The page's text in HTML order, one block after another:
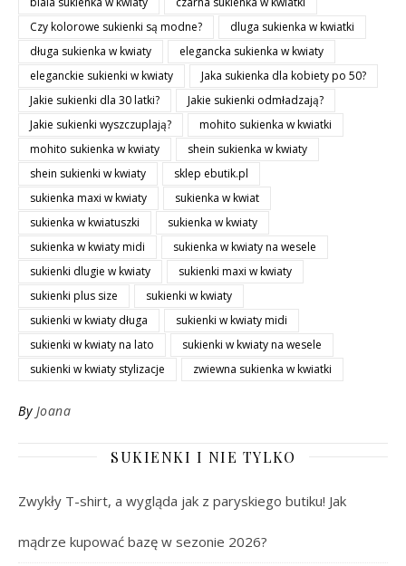
Czy kolorowe sukienki są modne?
dluga sukienka w kwiatki
długa sukienka w kwiaty
elegancka sukienka w kwiaty
eleganckie sukienki w kwiaty
Jaka sukienka dla kobiety po 50?
Jakie sukienki dla 30 latki?
Jakie sukienki odmładzają?
Jakie sukienki wyszczuplają?
mohito sukienka w kwiatki
mohito sukienka w kwiaty
shein sukienka w kwiaty
shein sukienki w kwiaty
sklep ebutik.pl
sukienka maxi w kwiaty
sukienka w kwiat
sukienka w kwiatuszki
sukienka w kwiaty
sukienka w kwiaty midi
sukienka w kwiaty na wesele
sukienki dlugie w kwiaty
sukienki maxi w kwiaty
sukienki plus size
sukienki w kwiaty
sukienki w kwiaty długa
sukienki w kwiaty midi
sukienki w kwiaty na lato
sukienki w kwiaty na wesele
sukienki w kwiaty stylizacje
zwiewna sukienka w kwiatki
By Joana
SUKIENKI I NIE TYLKO
Zwykły T-shirt, a wygląda jak z paryskiego butiku! Jak
mądrze kupować bazę w sezonie 2026?